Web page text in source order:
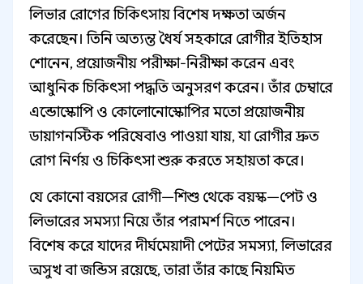
লিভার রোগের চিকিৎসায় বিশেষ দক্ষতা অর্জন
করেছেন। তিনি অত্যন্ত ধৈর্য সহকারে রোগীর ইতিহাস
শোনেন, প্রয়োজনীয় পরীক্ষা-নিরীক্ষা করেন এবং
আধুনিক চিকিৎসা পদ্ধতি অনুসরণ করেন। তাঁর চেম্বারে
এন্ডোস্কোপি ও কোলোনোস্কোপির মতো প্রয়োজনীয়
ডায়াগনস্টিক পরিষেবাও পাওয়া যায়, যা রোগীর দ্রুত
রোগ নির্ণয় ও চিকিৎসা শুরু করতে সহায়তা করে।
যে কোনো বয়সের রোগী—শিশু থেকে বয়স্ক—পেট ও
লিভারের সমস্যা নিয়ে তাঁর পরামর্শ নিতে পারেন।
বিশেষ করে যাদের দীর্ঘমেয়াদী পেটের সমস্যা, লিভারের
অসুখ বা জন্ডিস রয়েছে, তারা তাঁর কাছে নিয়মিত